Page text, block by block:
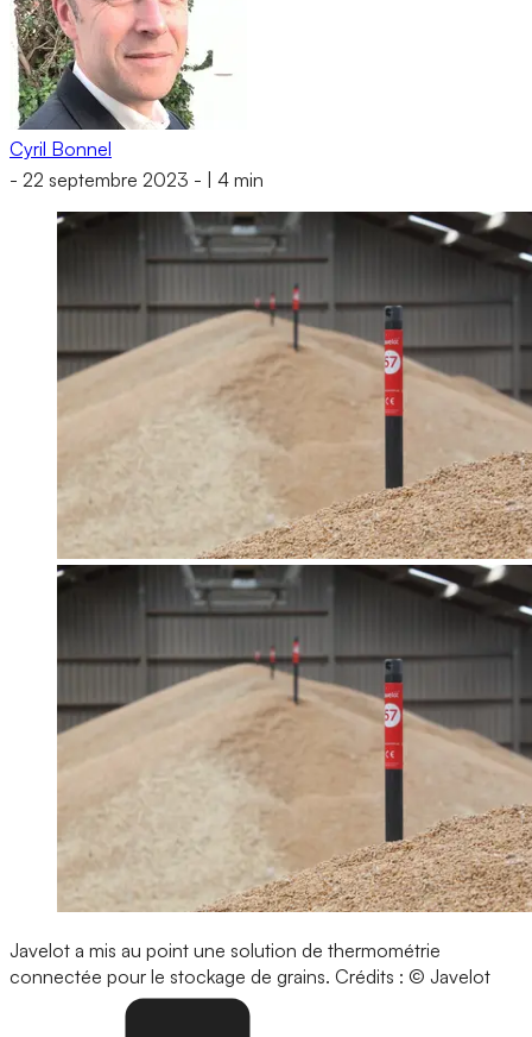
Cyril Bonnel
- 22 septembre 2023 - 4 min
Javelot a mis au point une solution de thermométrie
connectée pour le stockage de grains. Crédits : © Javelot